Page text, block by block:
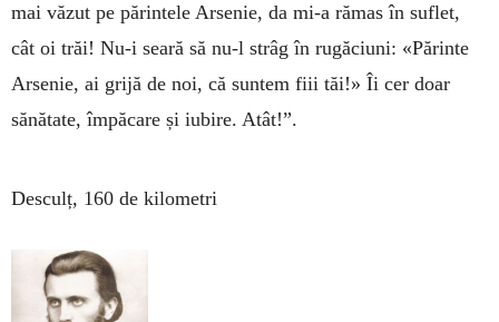
mai văzut pe părintele Arsenie, da mi-a rămas în suflet,
cât oi trăi! Nu-i seară să nu-l strâg în rugăciuni: «Părinte
Arsenie, ai grijă de noi, că suntem fiii tăi!» Îi cer doar
sănătate, împăcare și iubire. Atât!”.
Desculț, 160 de kilometri